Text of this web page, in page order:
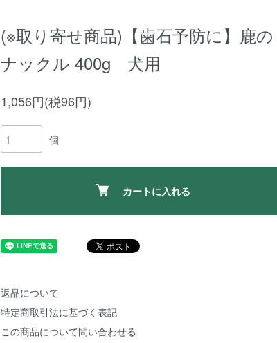
(※取り寄せ商品)【歯石予防に】鹿の
ナックル 400g 犬用
1,056円(税96円)
個
カートに入れる
返品について
特定商取引法に基づく表記
この商品について問い合わせる